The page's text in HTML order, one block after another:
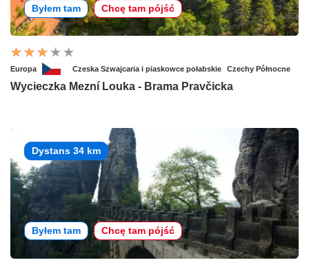
Byłem tam Chcę tam pójść
Europa Czeska Szwajcaria i piaskowce połabskie Czechy Północne
Wycieczka Mezní Louka - Brama Pravčicka
Dystans 34 km
Byłem tam Chcę tam pójść